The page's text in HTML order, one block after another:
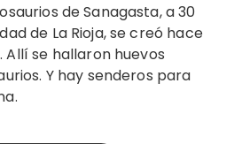
de La Rioja, se creó hace
Allí se hallaron huevos
Y hay senderos para